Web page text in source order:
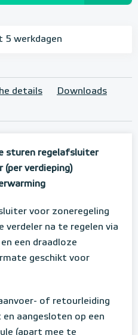
5 werkdagen
details Downloads
sturen regelafsluiter
(per verdieping)
voor zoneregeling
verdeler na te regelen via
een draadloze
geschikt voor
of retourleiding
aangesloten op een
(apart mee te